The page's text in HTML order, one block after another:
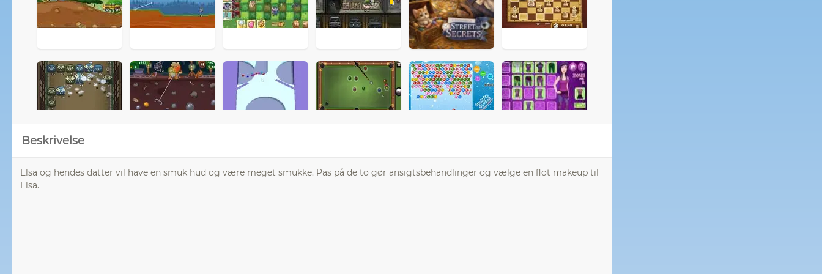
Beskrivelse
Elsa og hendes datter vil have en smuk hud og være meget smukke. Pas på de to gør ansigtsbehandlinger og vælge en flot makeup til
Elsa.